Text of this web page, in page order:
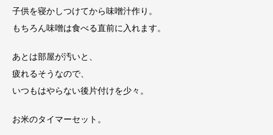
子供を寝かしつけてから味噌汁作り。
もちろん味噌は食べる直前に入れます。
あとは部屋が汚いと、
疲れるそうなので、
いつもはやらない後片付けを少々。
お米のタイマーセット。